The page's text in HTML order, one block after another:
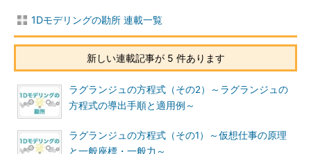
1Dモデリングの勘所 連載一覧
新しい連載記事が 5 件あります
ラグランジュの方程式（その2）～ラグランジュの
方程式の導出手順と適用例～
ラグランジュの方程式（その1）～仮想仕事の原理
と一般座標・一般力～